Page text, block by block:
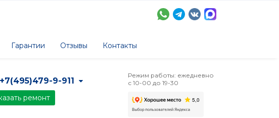
Гарантии Отзывы Контакты
+7(495)479-9-911
ремонт
Режим работы: ежедневно
с 10-00 до 19-30